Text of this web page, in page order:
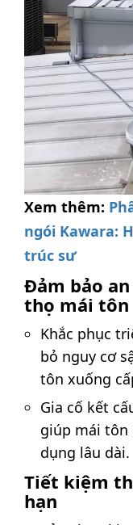
Xem thêm:
ngói Kawara:
trúc sư
Đảm bảo
thọ mái tôn
Khắc phục
bỏ nguy cơ
tôn xuống
Gia cố kết
giúp mái tôn
dụng lâu dài.
Tiết kiệm
hạn